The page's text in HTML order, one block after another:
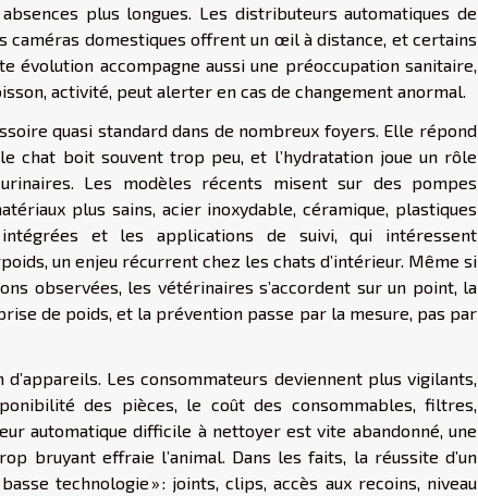
plus longues. Les distributeurs automatiques de
domestiques offrent un œil à distance, et certains
accompagne aussi une préoccupation sanitaire,
activité, peut alerter en cas de changement anormal.
quasi standard dans de nombreux foyers. Elle répond
chat boit souvent trop peu, et l’hydratation joue un rôle
Les modèles récents misent sur des pompes
plus sains, acier inoxydable, céramique, plastiques
et les applications de suivi, qui intéressent
un enjeu récurrent chez les chats d’intérieur. Même si
observées, les vétérinaires s’accordent sur un point, la
de poids, et la prévention passe par la mesure, pas par
Les consommateurs deviennent plus vigilants,
des pièces, le coût des consommables, filtres,
automatique difficile à nettoyer est vite abandonné, une
bruyant effraie l’animal. Dans les faits, la réussite d’un
technologie » : joints, clips, accès aux recoins, niveau